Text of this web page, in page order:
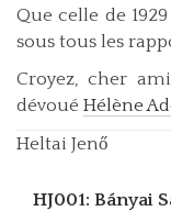
Que celle de
sous tous les
Croyez, cher
dévoué Hélène
Heltai Jenő
HJ001: Bányai